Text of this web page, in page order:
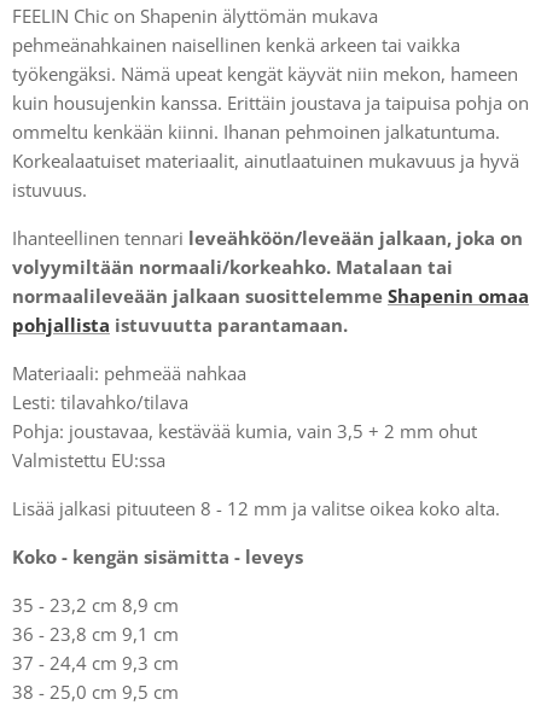
FEELIN Chic on Shapenin älyttömän mukava
pehmeänahkainen naisellinen kenkä arkeen tai vaikka
työkengäksi. Nämä upeat kengät käyvät niin mekon, hameen
kuin housujenkin kanssa. Erittäin joustava ja taipuisa pohja on
ommeltu kenkään kiinni. Ihanan pehmoinen jalkatuntuma.
Korkealaatuiset materiaalit, ainutlaatuinen mukavuus ja hyvä
istuvuus.
Ihanteellinen tennari leveähköön/leveään jalkaan, joka on
volyymiltään normaali/korkeahko. Matalaan tai
normaalileveään jalkaan suosittelemme Shapenin omaa
pohjallista istuvuutta parantamaan.
Materiaali: pehmeää nahkaa
Lesti: tilavahko/tilava
Pohja: joustavaa, kestävää kumia, vain 3,5 + 2 mm ohut
Valmistettu EU:ssa
Lisää jalkasi pituuteen 8 - 12 mm ja valitse oikea koko alta.
Koko - kengän sisämitta - leveys
35 - 23,2 cm 8,9 cm
36 - 23,8 cm 9,1 cm
37 - 24,4 cm 9,3 cm
38 - 25,0 cm 9,5 cm